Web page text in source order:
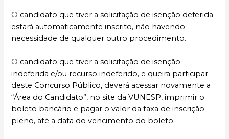
O candidato que tiver a solicitação de isenção deferida
estará automaticamente inscrito, não havendo
necessidade de qualquer outro procedimento.
O candidato que tiver a solicitação de isenção
indeferida e/ou recurso indeferido, e queira participar
deste Concurso Público, deverá acessar novamente a
“Área do Candidato”, no site da VUNESP, imprimir o
boleto bancário e pagar o valor da taxa de inscrição
pleno, até a data do vencimento do boleto.